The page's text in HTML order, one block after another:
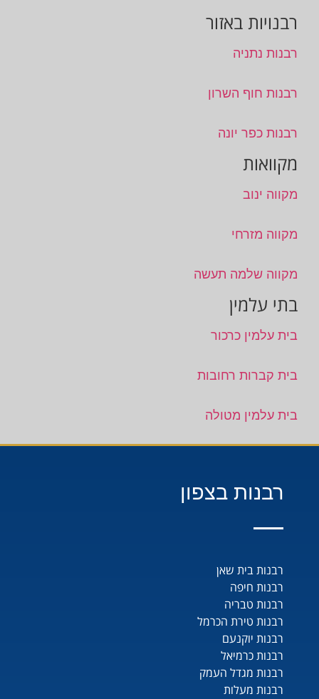
רבנויות באזור
רבנות נתניה
רבנות חוף השרון
רבנות כפר יונה
מקוואות
מקווה ינוב
מקווה מזרחי
מקווה שלמה תעשה
בתי עלמין
בית עלמין כרכור
בית קברות רחובות
בית עלמין מטולה
רבנות בצפון
רבנות בית שאן
רבנות חיפה
רבנות טבריה
רבנות טירת הכרמל
רבנות יוקנעם
רבנות כרמיאל
רבנות מגדל העמק
רבנות מעלות